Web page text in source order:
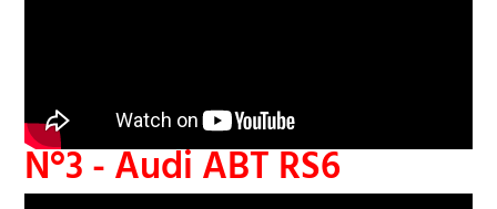
N°3 - Audi ABT RS6